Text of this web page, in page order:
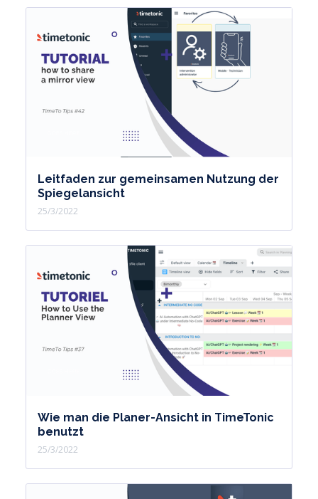
Leitfaden zur gemeinsamen Nutzung der
Spiegelansicht
25/3/2022
Wie man die Planer-Ansicht in TimeTonic
benutzt
25/3/2022